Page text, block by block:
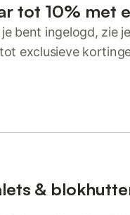
tot 10% met
bent ingelogd, zie
exclusieve
&